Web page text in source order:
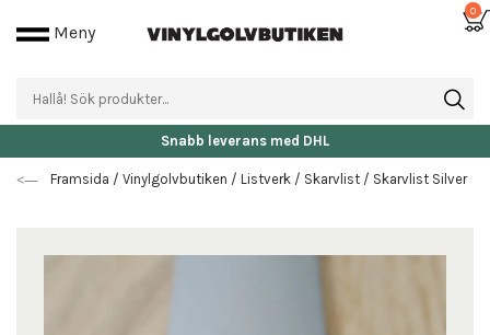
Meny
0
Fri frakt då beställningen är över 25.000 kr
Framsida / Vinylgolvbutiken / Listverk / Skarvlist / Skarvlist Silver